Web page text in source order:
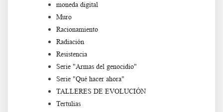
moneda digital
Muro
Racionamiento
Radiación
Resistencia
Serie "Armas del genocidio"
Serie "Qué hacer ahora"
TALLERES DE EVOLUCIÓN
Tertulias